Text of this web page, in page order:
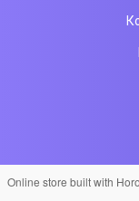
Online store built with